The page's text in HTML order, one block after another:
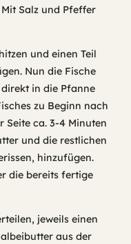
Salz und Pfeffer
und einen Teil
Nun die Fische
in die Pfanne
zu Beginn nach
Seite ca. 3-4 Minuten
und die restlichen
hinzufügen.
die bereits fertige
jeweils einen
aus der